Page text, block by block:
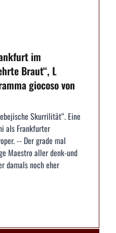
im
Braut“, L
giocoso von
Skurrilität“. Eine
als Frankfurter
-- Der grade mal
Maestro aller denk-und
damals noch eher